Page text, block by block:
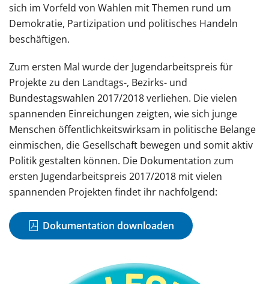
sich im Vorfeld von Wahlen mit Themen rund um
Demokratie, Partizipation und politisches Handeln
beschäftigen.
Zum ersten Mal wurde der Jugendarbeitspreis für
Projekte zu den Landtags-, Bezirks- und
Bundestagswahlen 2017/2018 verliehen. Die vielen
spannenden Einreichungen zeigten, wie sich junge
Menschen öffentlichkeitswirksam in politische Belange
einmischen, die Gesellschaft bewegen und somit aktiv
Politik gestalten können. Die Dokumentation zum
ersten Jugendarbeitspreis 2017/2018 mit vielen
spannenden Projekten findet ihr nachfolgend:
Dokumentation downloaden